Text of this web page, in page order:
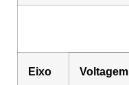
Eixo Voltagem